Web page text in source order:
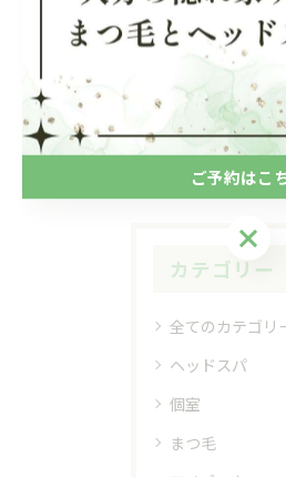
< 前のページ 一覧に戻る
カテゴリー
全てのカテゴリ
ヘッドスパ
個室
まつ毛
ご予約はこち
ご予約はこ